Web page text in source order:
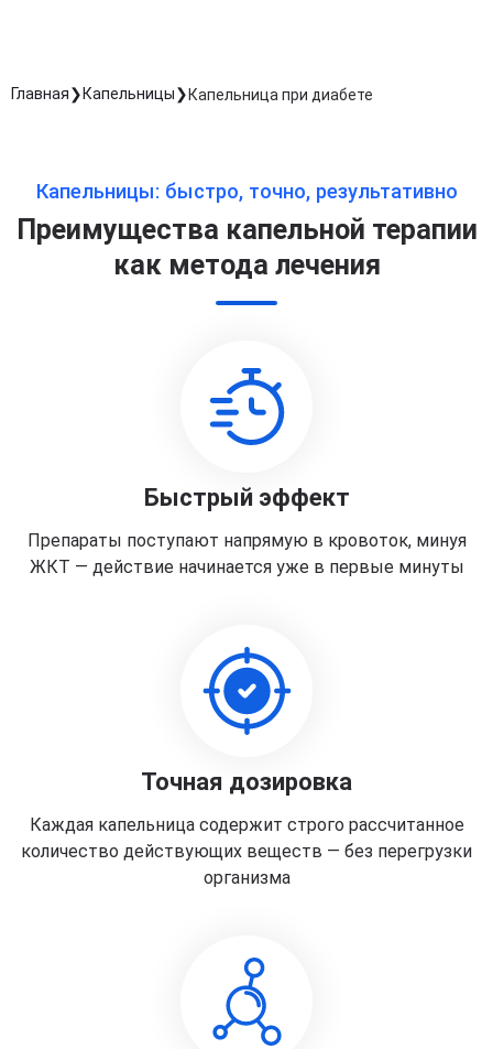
Главная Капельницы Капельница при диабете
Капельницы: быстро, точно, результативно
Преимущества капельной терапии
как метода лечения
Быстрый эффект
Препараты поступают напрямую в кровоток, минуя
ЖКТ — действие начинается уже в первые минуты
Точная дозировка
Каждая капельница содержит строго рассчитанное
количество действующих веществ — без перегрузки
организма